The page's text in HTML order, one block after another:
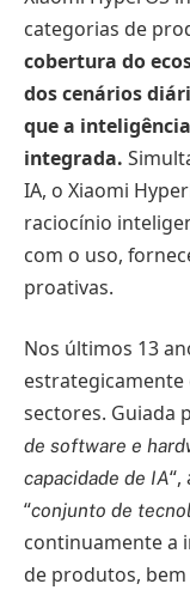
categorias de
cobertura do
dos cenários
que a
integrada.
IA, o Xiaomi
raciocínio
com o uso,
proativas.
Nos últimos 13
estrategicamente
sectores. Guiada
de software e
capacidade de IA
“conjunto de
continuamente a
de produtos,